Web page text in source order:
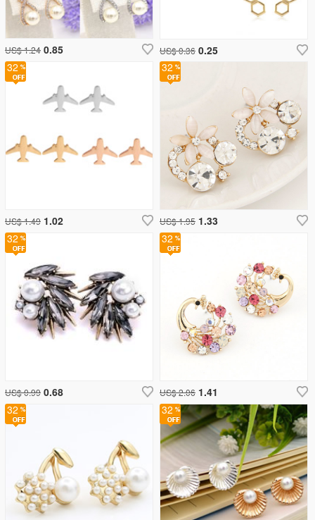
32
US$ 1.49 1.02
US$ 1.24 0.85
32
US$ 1.95 1.33
32
US$ 2.06 1.41
32
32
US$ 0.99 0.68
32
US$ 0.36 0.25